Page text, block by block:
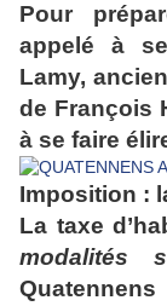
Pour
appelé à
Lamy,
de François
à se faire
Imposition :
La taxe
modalités
Quatennens